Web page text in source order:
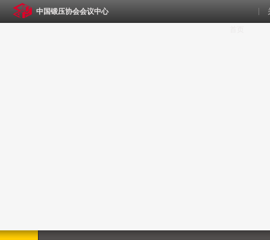
中国锻压协会会议中心